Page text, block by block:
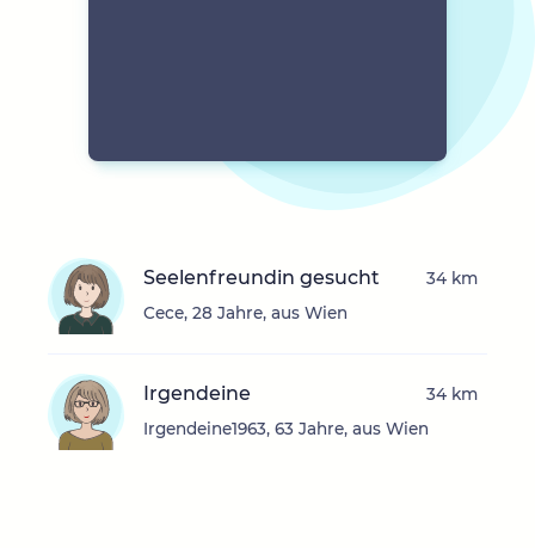
Seelenfreundin gesucht
Cece, 28 Jahre, aus Wien
34 km
Irgendeine
Irgendeine1963, 63 Jahre, aus Wien
34 km